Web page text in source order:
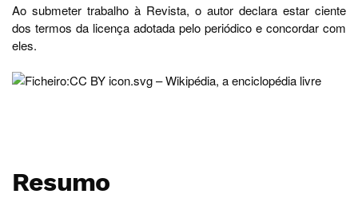
Ao submeter trabalho à Revista, o autor declara estar ciente
dos termos da licença adotada pelo periódico e concordar com
eles.
Resumo